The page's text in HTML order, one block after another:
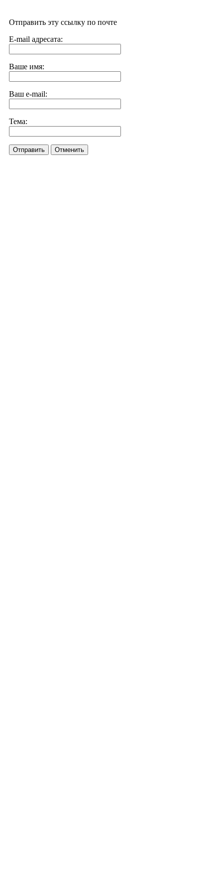
Отправить эту ссылку по почте
E-mail адресата:
Ваше имя:
Ваш e-mail:
Тема:
Отправить Отменить